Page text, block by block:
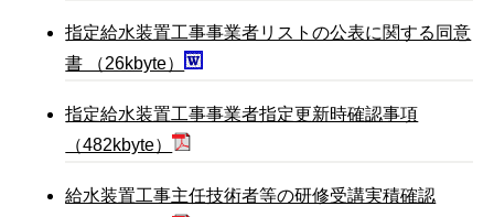
指定給水装置工事事業者リストの公表に関する同意
書 （26kbyte）
指定給水装置工事事業者指定更新時確認事項
（482kbyte）
給水装置工事主任技術者等の研修受講実積確認